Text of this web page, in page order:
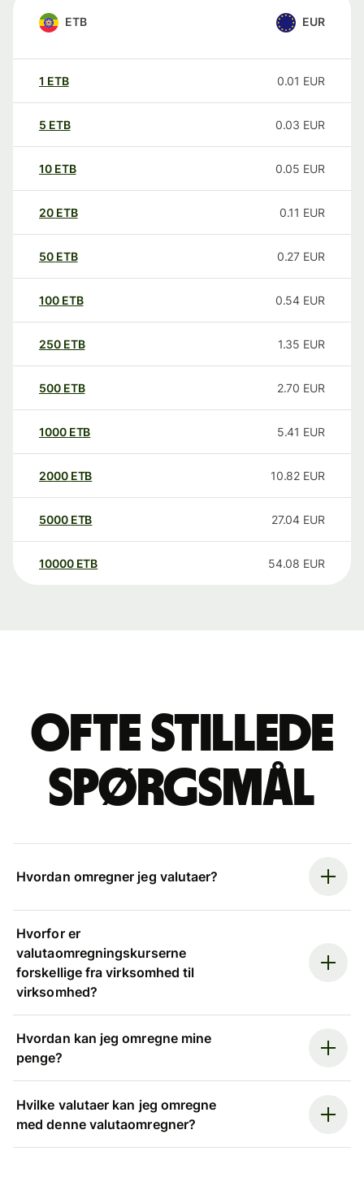
ETB EUR
1 ETB 0.01 EUR
5 ETB 0.03 EUR
10 ETB 0.05 EUR
20 ETB 0.11 EUR
50 ETB 0.27 EUR
100 ETB 0.54 EUR
250 ETB 1.35 EUR
500 ETB 2.70 EUR
1000 ETB 5.41 EUR
2000 ETB 10.82 EUR
5000 ETB 27.04 EUR
10000 ETB 54.08 EUR
Ofte stillede
spørgsmål
Hvordan omregner jeg valutaer?
Hvorfor er
valutaomregningskurserne
forskellige fra virksomhed til
virksomhed?
Hvordan kan jeg omregne mine
penge?
Hvilke valutaer kan jeg omregne
med denne valutaomregner?